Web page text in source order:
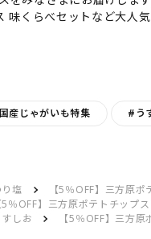
味くらべセットなど大人
産じゃがいも特集 #う
り塩 【5％OFF】三方原
5％OFF】三方原ポテトチップ
すしお 【5％OFF】三方